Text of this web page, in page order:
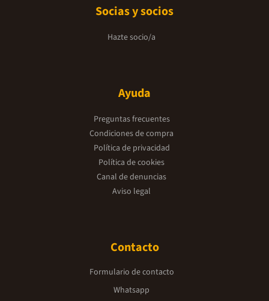
Socias y socios
Hazte socio/a
Ayuda
Preguntas frecuentes
Condiciones de compra
Política de privacidad
Política de cookies
Canal de denuncias
Aviso legal
Contacto
Formulario de contacto
Whatsapp